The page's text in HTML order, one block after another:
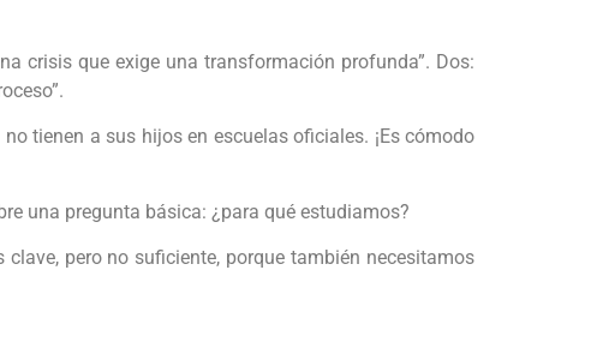
crisis que exige una transformación profunda”. Dos:
tienen a sus hijos en escuelas oficiales. ¡Es cómodo
una pregunta básica: ¿para qué estudiamos?
pero no suficiente, porque también necesitamos